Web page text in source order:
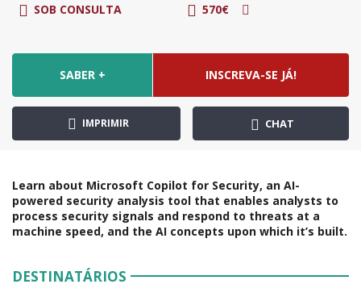
SOB CONSULTA 570€
SABER + INSCREVA-SE JÁ!
IMPRIMIR CHAT
Learn about Microsoft Copilot for Security, an AI-
powered security analysis tool that enables analysts to
process security signals and respond to threats at a
machine speed, and the AI concepts upon which it’s built.
DESTINATÁRIOS